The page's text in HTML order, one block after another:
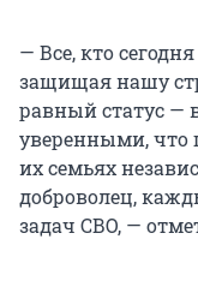
— Все, кто
защищая нашу
равный статус —
уверенными, что
их семьях
доброволец,
задач СВО, —